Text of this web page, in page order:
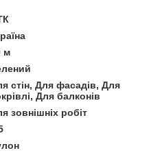
м
стін, Для фасадів, Для
Для балконів
зовнішніх робіт